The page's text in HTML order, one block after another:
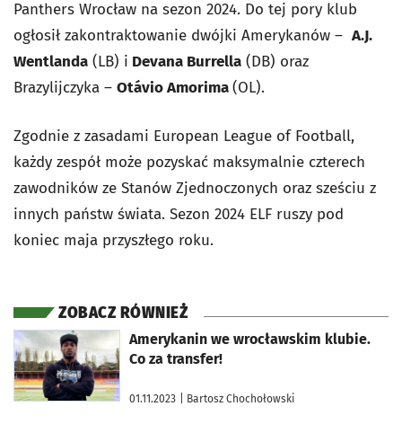
Panthers Wrocław na sezon 2024. Do tej pory klub
ogłosił zakontraktowanie dwójki Amerykanów – A.J.
Wentlanda (LB) i Devana Burrella (DB) oraz
Brazylijczyka – Otávio Amorima(OL).
Zgodnie z zasadami European League of Football,
każdy zespół może pozyskać maksymalnie czterech
zawodników ze Stanów Zjednoczonych oraz sześciu z
innych państw świata. Sezon 2024 ELF ruszy pod
koniec maja przyszłego roku.
ZOBACZ RÓWNIEŻ
Amerykanin we wrocławskim klubie.
Co za transfer!
01.11.2023 | Bartosz Chochołowski
otworzy się w nowej karcie